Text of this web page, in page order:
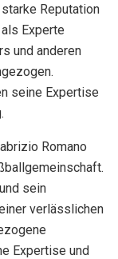
Reputation
Experte
und anderen
seine Expertise
Romano
sein
verlässlichen
Expertise und